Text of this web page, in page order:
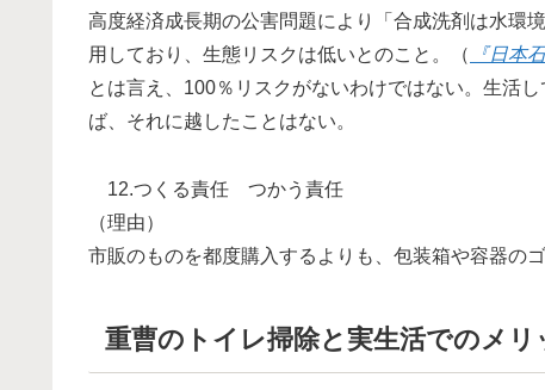
高度経済成長期の公害問題により「合成洗剤は水環
用しており、生態リスクは低いとのこと。（
『日本
とは言え、100％リスクがないわけではない。生活
ば、それに越したことはない。
12.つくる責任 つかう責任
（理由）
市販のものを都度購入するよりも、包装箱や容器の
重曹のトイレ掃除と実生活でのメリ